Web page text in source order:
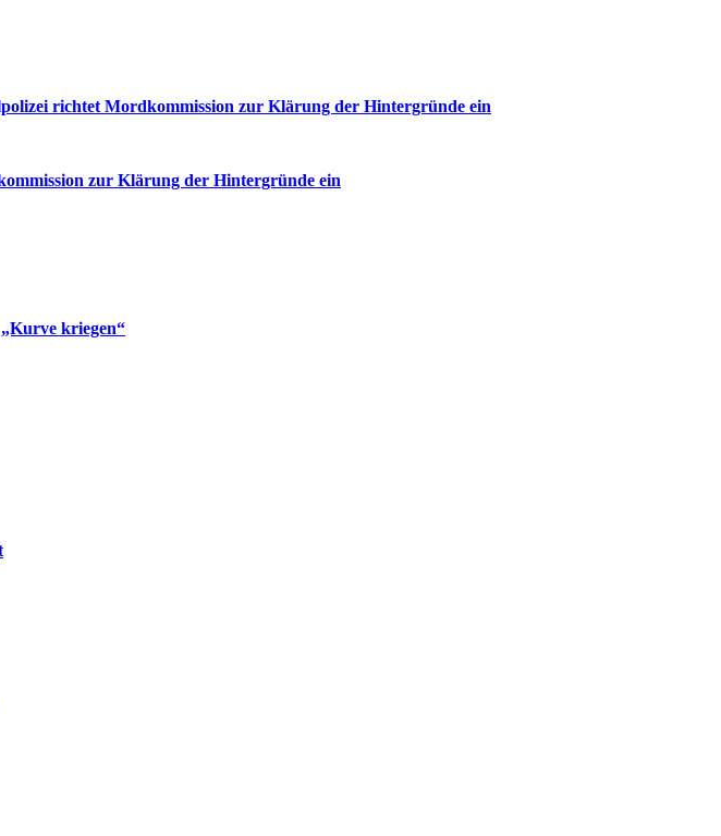
richtet Mordkommission zur Klärung der Hintergründe ein
zur Klärung der Hintergründe ein
kriegen“